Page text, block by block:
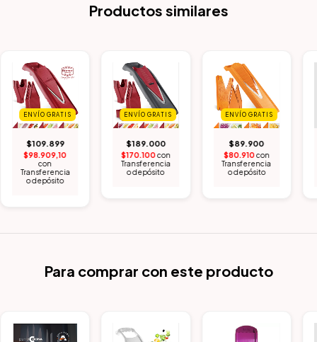
Productos similares
ENVÍO GRATIS
$109.899
$98.909,10
con
Transferencia
o depósito
ENVÍO GRATIS
$189.000
$170.100con
Transferencia
o depósito
ENVÍO GRATIS
$89.900
$80.910con
Transferencia
o depósito
Para comprar con este producto